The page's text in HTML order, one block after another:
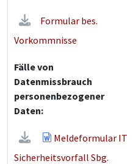
Formular bes.
Vorkommnisse
Fälle von
Datenmissbrauch
personenbezogener
Daten:
Meldeformular IT
Sicherheitsvorfall Sbg.